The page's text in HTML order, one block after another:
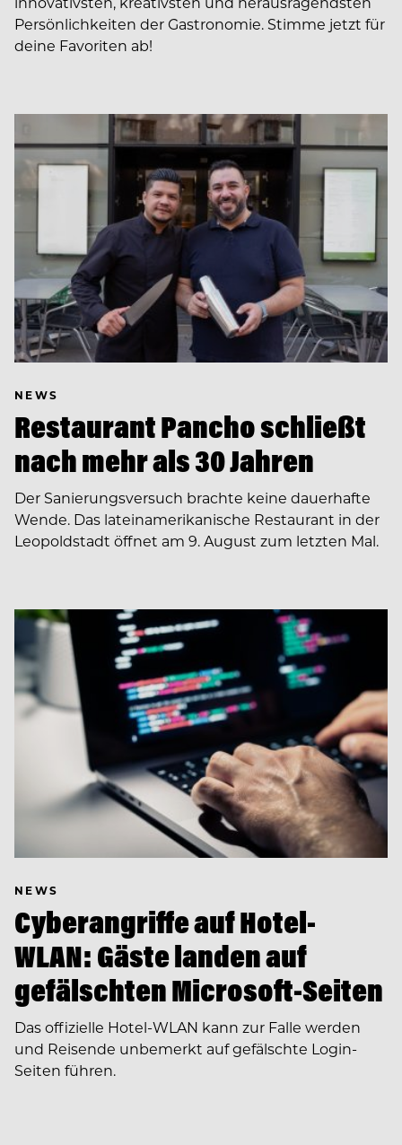
Persönlichkeiten der Gastronomie. Stimme jetzt für
deine Favoriten ab!
NEWS
Restaurant Pancho schließt
nach mehr als 30 Jahren
Der Sanierungsversuch brachte keine dauerhafte
Wende. Das lateinamerikanische Restaurant in der
Leopoldstadt öffnet am 9. August zum letzten Mal.
NEWS
Cyberangriffe auf Hotel-
WLAN: Gäste landen auf
gefälschten Microsoft-Seiten
Das offizielle Hotel-WLAN kann zur Falle werden
und Reisende unbemerkt auf gefälschte Login-
Seiten führen.